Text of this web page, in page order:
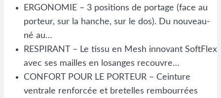
ERGONOMIE – 3 positions de portage (face au
porteur, sur la hanche, sur le dos). Du nouveau-
né au…
RESPIRANT – Le tissu en Mesh innovant SoftFlex
avec ses mailles en losanges recouvre…
CONFORT POUR LE PORTEUR – Ceinture
ventrale renforcée et bretelles rembourrées